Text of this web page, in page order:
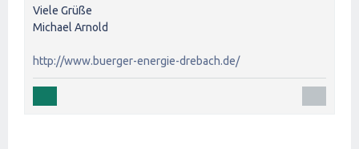
Viele Grüße
Michael Arnold
http://www.buerger-energie-drebach.de/